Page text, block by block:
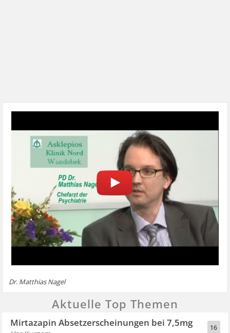
Dr. Matthias Nagel
Aktuelle Top Themen
16
Mirtazapin Absetzerscheinungen bei 7,5mg